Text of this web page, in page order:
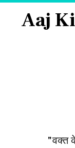
Aaj
"वक्त